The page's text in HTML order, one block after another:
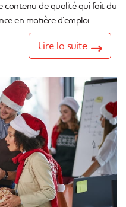
contenu de qualité qui fait du
en matière d’emploi.
Lire la suite